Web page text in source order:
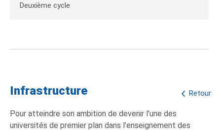
Deuxième cycle
Retour
Infrastructure
Pour atteindre son ambition de devenir l’une des
universités de premier plan dans l’enseignement des